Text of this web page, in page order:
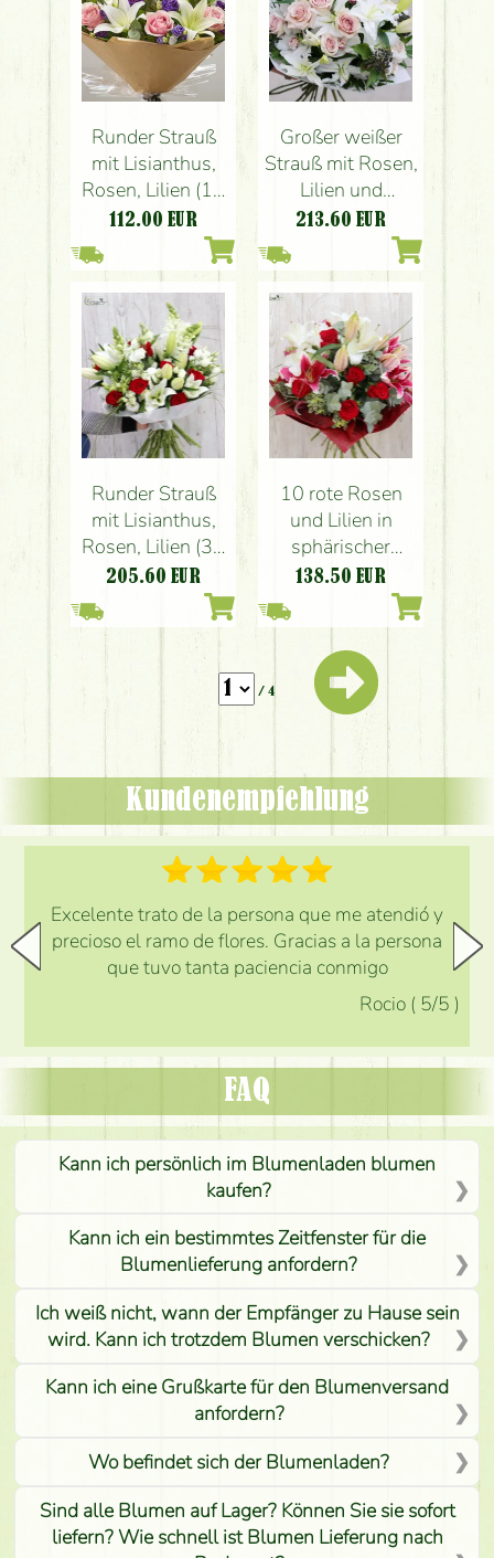
Runder Strauß
mit Lisianthus,
Rosen, Lilien (12
Stängel)
112.00 EUR
Großer weißer
Strauß mit Rosen,
Lilien und
Cymbidien
213.60 EUR
Runder Strauß
mit Lisianthus,
Rosen, Lilien (30
Stängel)
205.60 EUR
10 rote Rosen
und Lilien in
sphärischer
Blumenstrauss
138.50 EUR
/ 4
Kundenempfehlung
Excelente trato de la persona que me atendió y
precioso el ramo de flores. Gracias a la persona
que tuvo tanta paciencia conmigo
Rocio ( 5/5 )
FAQ
Kann ich persönlich im Blumenladen blumen
kaufen?
Kann ich ein bestimmtes Zeitfenster für die
Blumenlieferung anfordern?
Ich weiß nicht, wann der Empfänger zu Hause sein
wird. Kann ich trotzdem Blumen verschicken?
Kann ich eine Grußkarte für den Blumenversand
anfordern?
Wo befindet sich der Blumenladen?
Sind alle Blumen auf Lager? Können Sie sie sofort
liefern? Wie schnell ist Blumen Lieferung nach